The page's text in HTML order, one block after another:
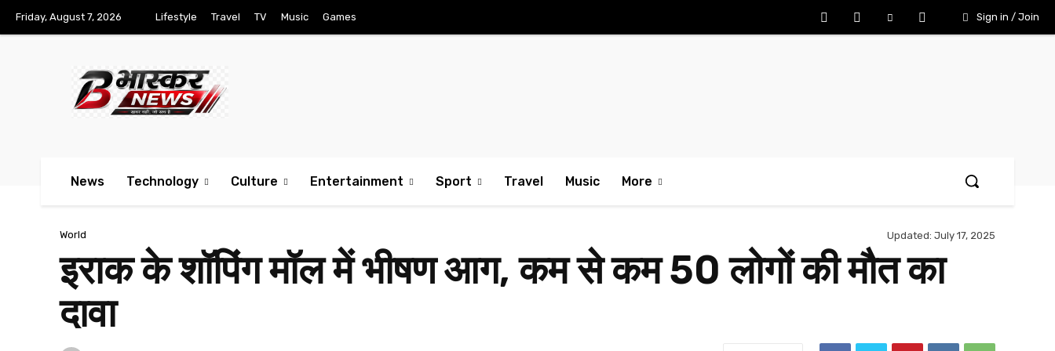
Friday, August 7, 2026 Lifestyle Travel TV Music Games Sign in / Join
News Technology Culture Entertainment Sport Travel Music More
World Updated: July 17, 2025
इराक के शॉपिंग मॉल में भीषण आग, कम से कम 50 लोगों की मौत का
दावा